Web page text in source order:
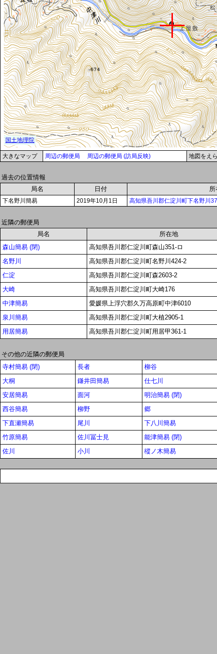
大きなマップ 周辺の郵便局 周辺の郵便局 (訪局反映) 地図をえ
過去の位置情報
局名
日付 所
下名野川簡易 2019年10月1日 高知県吾川郡仁淀川町下名野川
近隣の郵便局
局名
所在地
森山簡易 (閉)
高知県吾川郡仁淀川町森山351-ロ
名野川
高知県吾川郡仁淀川町名野川424-2
仁淀
高知県吾川郡仁淀川町森2603-2
大崎
高知県吾川郡仁淀川町大崎176
中津簡易
愛媛県上浮穴郡久万高原町中津6010
泉川簡易
高知県吾川郡仁淀川町大植2905-1
用居簡易
高知県吾川郡仁淀川町用居甲361-1
その他の近隣の郵便局
寺村簡易 (閉)
長者
柳谷
大桐
鎌井田簡易
仕七川
安居簡易
面河
明治簡易 (閉)
西谷簡易
柳野
郷
下直瀬簡易
尾川
下八川簡易
竹原簡易
佐川冨士見
能津簡易 (閉)
佐川
小川 樅ノ木簡易